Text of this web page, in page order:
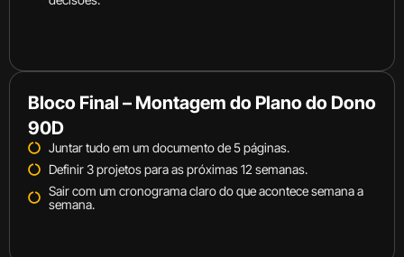
Bloco Final – Montagem do Plano do Dono
90D
Juntar tudo em um documento de 5 páginas.
Definir 3 projetos para as próximas 12 semanas.
Sair com um cronograma claro do que acontece semana a
semana.